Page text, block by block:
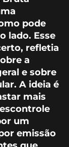
pode
lado. Esse
refletia
a
e sobre
A ideia é
mais
um
emissão